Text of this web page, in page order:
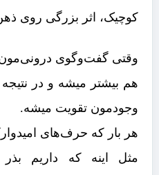
کوچیک، اثر بزرگی روی
وقتی گفت‌وگوی درونی‌مون
هم بیشتر میشه و در
وجودمون تقویت میشه.
هر بار که حرف‌های
مثل اینه که داریم